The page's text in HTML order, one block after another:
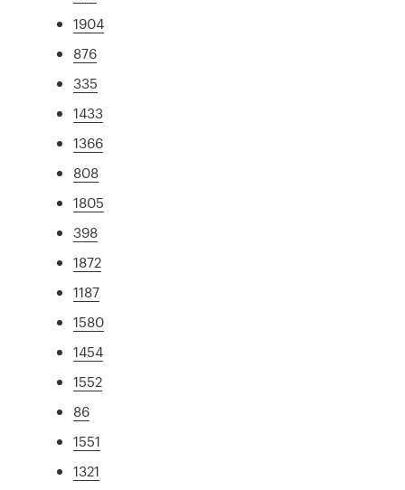
1904
876
335
1433
1366
808
1805
398
1872
1187
1580
1454
1552
86
1551
1321